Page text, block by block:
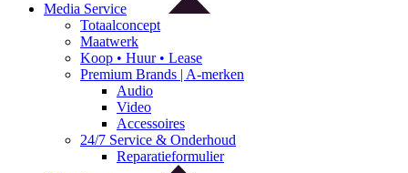
Media Service
Totaalconcept
Maatwerk
Koop • Huur • Lease
Premium Brands | A-merken
Audio
Video
Accessoires
24/7 Service & Onderhoud
Reparatieformulier